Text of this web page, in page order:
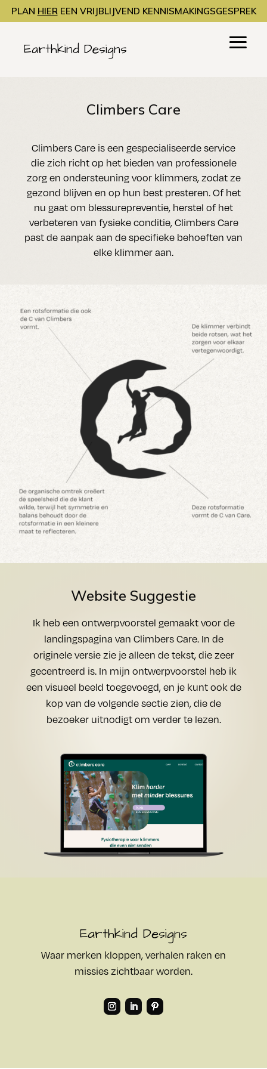
PLAN HIER EEN VRIJBLIJVEND KENNISMAKINGSGESPREK
Earthkind Designs
Climbers Care
Climbers Care is een gespecialiseerde service
die zich richt op het bieden van professionele
zorg en ondersteuning voor klimmers, zodat ze
gezond blijven en op hun best presteren. Of het
nu gaat om blessurepreventie, herstel of het
verbeteren van fysieke conditie, Climbers Care
past de aanpak aan de specifieke behoeften van
elke klimmer aan.
Website Suggestie
Ik heb een ontwerpvoorstel gemaakt voor de
landingspagina van Climbers Care. In de
originele versie zie je alleen de tekst, die zeer
gecentreerd is. In mijn ontwerpvoorstel heb ik
een visueel beeld toegevoegd, en je kunt ook de
kop van de volgende sectie zien, die de
bezoeker uitnodigt om verder te lezen.
Earthkind Designs
Waar merken kloppen, verhalen raken en
missies zichtbaar worden.